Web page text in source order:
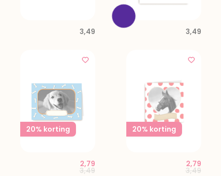
3,49 3,49
20% korting
Price reduced from
3,49to
2,79
20% korting
Price
3,49to
2,79